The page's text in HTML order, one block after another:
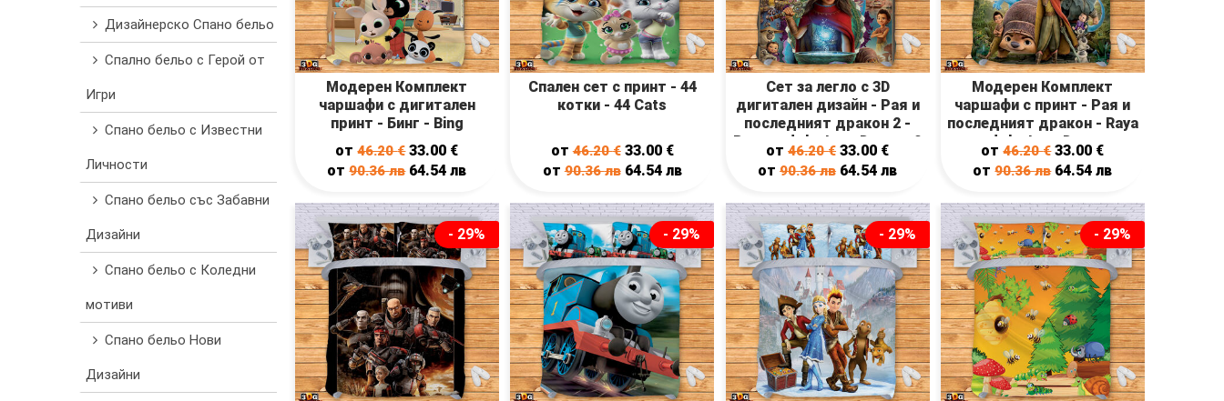
Дизайнерско Спано бельо
Спално бельо с Герой от
Игри
Спано бельо с Известни
Личности
Спано бельо със Забавни
Дизайни
Спано бельо с Коледни
мотиви
Спано бельо Нови
Дизайни
Модерен Комплект
чаршафи с дигитален
принт - Бинг - Bing
от46.20€ 33.00 €
от90.36лв 64.54лв
Спален сет с принт - 44
котки - 44 Cats
от46.20€ 33.00 €
от90.36лв 64.54 лв
Сет за легло с 3D
дигитален дизайн - Рая и
последният дракон 2 -
Raya and the Last Dragon 2
от46.20€ 33.00 €
от90.36лв 64.54лв
Модерен Комплект
чаршафи с принт - Рая и
последният дракон - Raya
and the Last Dragon
от46.20€ 33.00 €
от90.36лв 64.54лв
- 29% - 29% - 29% - 29%